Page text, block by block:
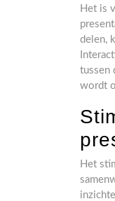
Het is
delen,
tussen
wordt
Het